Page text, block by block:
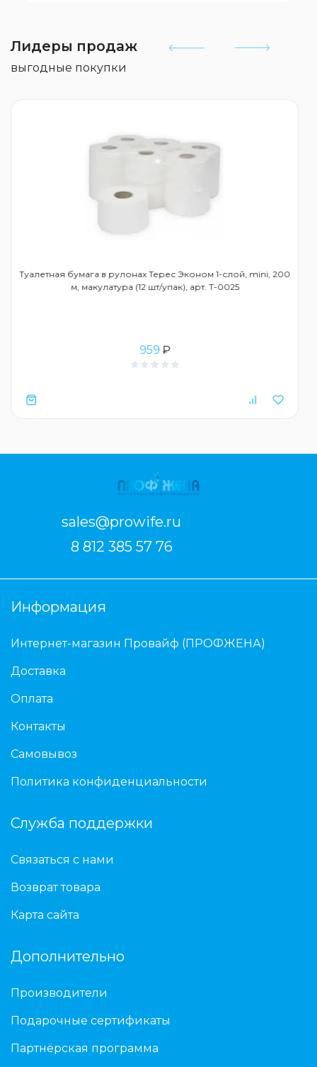
Лидеры продаж
выгодные покупки
Туалетная бумага в рулонах Терес Эконом 1-слой, mini, 200
м, макулатура (12 шт/упак), арт. Т-0025
959₽
sales@prowife.ru
8 812 385 57 76
Информация
Интернет-магазин Провайф (ПРОФЖЕНА)
Доставка
Оплата
Контакты
Самовывоз
Политика конфиденциальности
Служба поддержки
Связаться с нами
Возврат товара
Карта сайта
Дополнительно
Производители
Подарочные сертификаты
Партнёрская программа